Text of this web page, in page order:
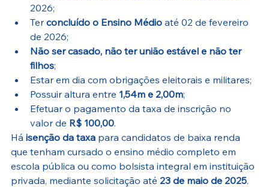
2026;
Ter concluído o Ensino Médio até 02 de fevereiro
de 2026;
Não ser casado, não ter união estável e não ter
filhos;
Estar em dia com obrigações eleitorais e militares;
Possuir altura entre 1,54m e 2,00m;
Efetuar o pagamento da taxa de inscrição no
valor de R$ 100,00.
Há isenção da taxa para candidatos de baixa renda
que tenham cursado o ensino médio completo em
escola pública ou como bolsista integral em instituição
privada, mediante solicitação até 23 de maio de 2025.